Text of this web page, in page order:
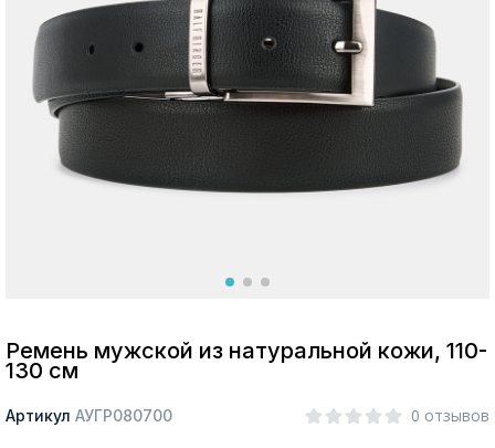
Ремень мужской из натуральной кожи, 110-
130 см
Артикул АУГР080700 0 отзывов